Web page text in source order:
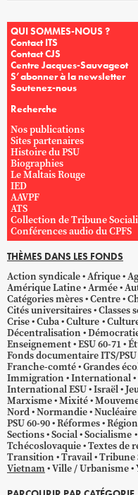
QUI SOMMES-NOUS ?
Contact ITS
Contact CJS
Centre Jacques-Sauvageot
S’abonner à la newsletter
Soutenez-nous
Recherche
Nos publications
Sites partenaires
Histoire du PSU
Biographies
Le Maltais Rouge
IED
AAVPF
ATS
Collection de Tribune
Conférences audio du CPFS
THÈMES DANS LES FONDS
Action syndicale Afrique
Amérique Latine Armée
Catégories mères Centre
Cités universitaires Classes
Crise Cuba Culture
Décentralisation
Enseignement ESU 60-71
Fonds documentaire ITS/PSU
Franche-comté Grandes
Immigration International
International ESU Israël
Marxisme Mixité
Nord Normandie Nucléaire
PSU 60-90 Réformes
Sections Social Socialisme
Tchécoslovaquie Textes de
Transition Travail Tribune
Vietnam Ville / Urbanisme